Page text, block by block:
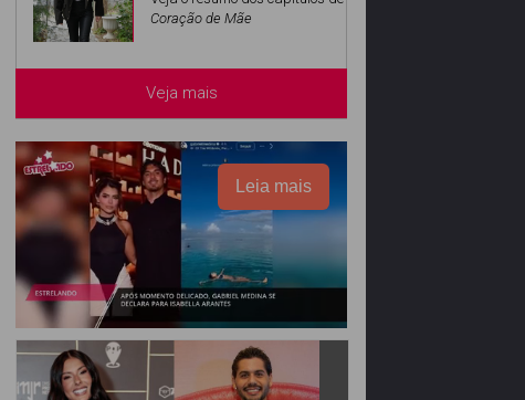
Coração de Mãe
Veja mais
Leia mais